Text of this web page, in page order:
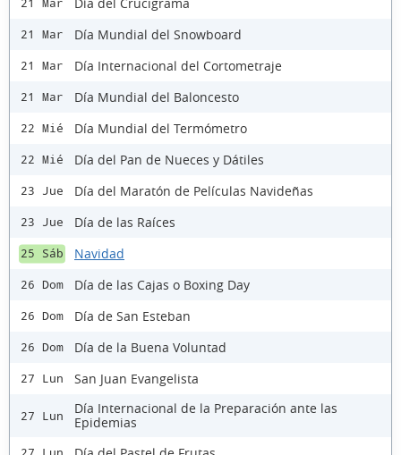
21 Mar
21 Mar Día Mundial del Snowboard
21 Mar Día Internacional del Cortometraje
21 Mar Día Mundial del Baloncesto
22 Mié Día Mundial del Termómetro
22 Mié Día del Pan de Nueces y Dátiles
23 Jue Día del Maratón de Películas Navideñas
23 Jue Día de las Raíces
25 Sáb Navidad
26 Dom Día de las Cajas o Boxing Day
26 Dom Día de San Esteban
26 Dom Día de la Buena Voluntad
27 Lun San Juan Evangelista
27 Lun
Día Internacional de la Preparación ante las
Epidemias